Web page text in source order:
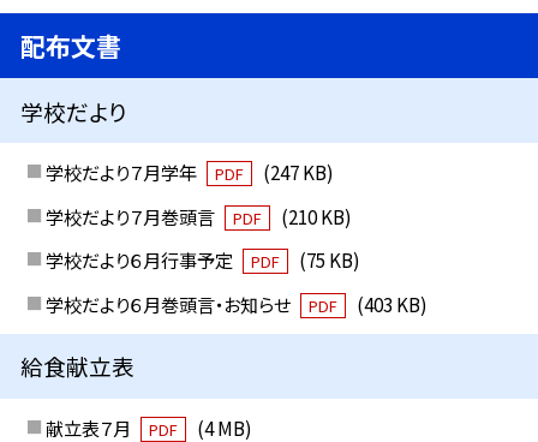
配布文書
学校だより
学校だより７月学年 PDF
(247 KB)
学校だより７月巻頭言
PDF
(210 KB)
学校だより６月行事予定
PDF
(75 KB)
学校だより６月巻頭言・お知らせ
PDF (403 KB)
給食献立表
献立表７月 PDF (4 MB)